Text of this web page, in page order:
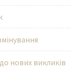
нових викликів